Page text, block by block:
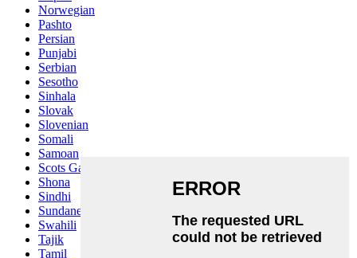
Norwegian
Pashto
Persian
Punjabi
Serbian
Sesotho
Sinhala
Slovak
Slovenian
Somali
Samoan
Scots Gaelic
Shona
Sindhi
Sundanese
Swahili
Tajik
Tamil